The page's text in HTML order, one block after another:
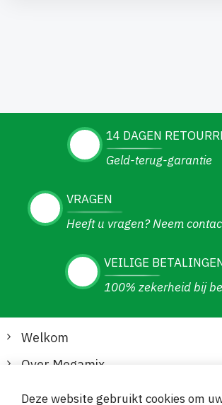
14 DAGEN
Geld-terug-garantie
VRAGEN
Heeft u vragen? Neem
VEILIGE
100% zekerheid bij
Welkom
Over Megamix
Informatie
Deze website gebruikt cookies om